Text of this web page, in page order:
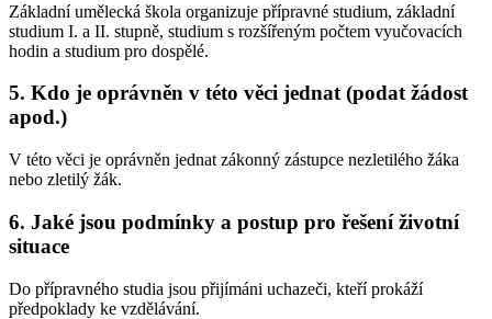
Základní umělecká škola organizuje přípravné studium, základní
studium I. a II. stupně, studium s rozšířeným počtem vyučovacích
hodin a studium pro dospělé.
5. Kdo je oprávněn v této věci jednat (podat žádost
apod.)
V této věci je oprávněn jednat zákonný zástupce nezletilého žáka
nebo zletilý žák.
6. Jaké jsou podmínky a postup pro řešení životní
situace
Do přípravného studia jsou přijímáni uchazeči, kteří prokáží
předpoklady ke vzdělávání.